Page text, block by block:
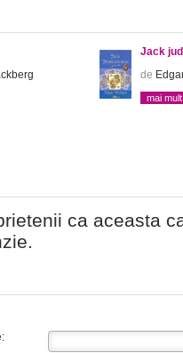
Jack
de
mai mult
ca aceasta